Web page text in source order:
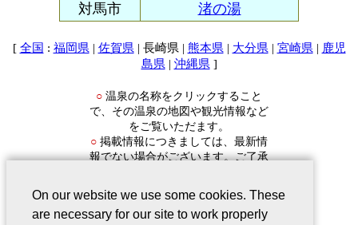
対馬市
渚の湯
[ 全国 : 福岡県 | 佐賀県 | 長崎県 | 熊本県 | 大分県 | 宮崎県 | 鹿児
島県 | 沖縄県 ]
○ 温泉の名称をクリックすること
で、その温泉の地図や観光情報など
をご覧いただます。
○ 掲載情報につきましては、最新情
報でない場合がございます。ご了承
On our website we use some cookies. These
are necessary for our site to work properly